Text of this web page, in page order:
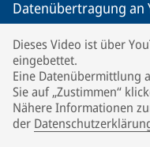
Datenübertragung an
Dieses Video ist über
eingebettet.
Eine Datenübermittlung
Sie auf „Zustimmen“
Nähere Informationen
der